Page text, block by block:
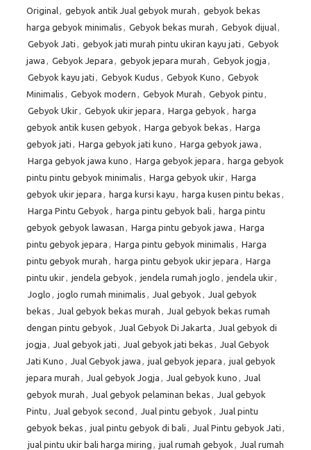
Original, gebyok antik Jual gebyok murah , gebyok bekas
harga gebyok minimalis , Gebyok bekas murah , Gebyok dijual,
Gebyok Jati , gebyok jati murah pintu ukiran kayu jati , Gebyok
jawa , Gebyok Jepara , gebyok jepara murah , Gebyok jogja ,
Gebyok kayu jati , Gebyok Kudus , Gebyok Kuno , Gebyok
Minimalis , Gebyok modern , Gebyok Murah , Gebyok pintu ,
Gebyok Ukir, Gebyok ukir jepara , Harga gebyok , harga
gebyok antik kusen gebyok , Harga gebyok bekas , Harga
gebyok jati , Harga gebyok jati kuno , Harga gebyok jawa ,
Harga gebyok jawa kuno , Harga gebyok jepara , harga gebyok
pintu pintu gebyok minimalis , Harga gebyok ukir, Harga
gebyok ukir jepara , harga kursi kayu , harga kusen pintu bekas ,
Harga Pintu Gebyok , harga pintu gebyok bali , harga pintu
gebyok gebyok lawasan , Harga pintu gebyok jawa , Harga
pintu gebyok jepara , Harga pintu gebyok minimalis , Harga
pintu gebyok murah , harga pintu gebyok ukir jepara , Harga
pintu ukir, jendela gebyok , jendela rumah joglo , jendela ukir,
Joglo , joglo rumah minimalis , Jual gebyok , Jual gebyok
bekas , Jual gebyok bekas murah , Jual gebyok bekas rumah
dengan pintu gebyok , Jual Gebyok Di Jakarta , Jual gebyok di
jogja , Jual gebyok jati , Jual gebyok jati bekas , Jual Gebyok
Jati Kuno , Jual Gebyok jawa , jual gebyok jepara , jual gebyok
jepara murah , Jual gebyok Jogja , Jual gebyok kuno , Jual
gebyok murah , Jual gebyok pelaminan bekas , Jual gebyok
Pintu , Jual gebyok second , Jual pintu gebyok , Jual pintu
gebyok bekas , jual pintu gebyok di bali , Jual Pintu gebyok Jati ,
jual pintu ukir bali harga miring , jual rumah gebyok , Jual rumah